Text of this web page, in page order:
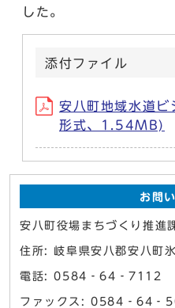
した。
添付ファイル
安八町地域水道
形式、1.54MB)
お問
安八町役場まちづくり推進
住所: 岐阜県安八郡安八町
電話: 0584‐64‐7112
ファックス: